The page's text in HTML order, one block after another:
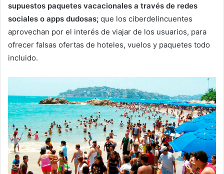
supuestos paquetes vacacionales a través de redes
sociales o apps dudosas; que los ciberdelincuentes
aprovechan por el interés de viajar de los usuarios, para
ofrecer falsas ofertas de hoteles, vuelos y paquetes todo
incluido.